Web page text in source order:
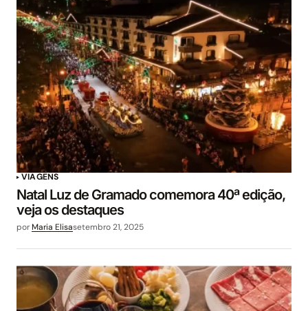
VIAGENS
Natal Luz de Gramado comemora 40ª edição,
veja os destaques
por Maria Elisasetembro 21, 2025